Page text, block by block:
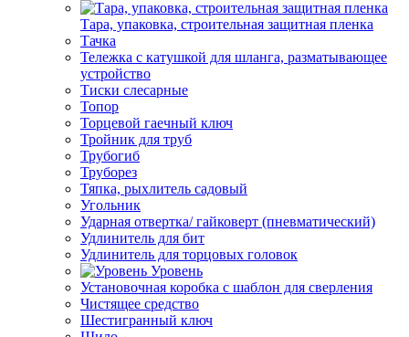
Тара, упаковка, строительная защитная пленка
Тачка
Тележка с катушкой для шланга, разматывающее
устройство
Тиски слесарные
Топор
Торцевой гаечный ключ
Тройник для труб
Трубогиб
Труборез
Тяпка, рыхлитель садовый
Угольник
Ударная отвертка/ гайковерт (пневматический)
Удлинитель для бит
Удлинитель для торцовых головок
Уровень
Установочная коробка с шаблон для сверления
Чистящее средство
Шестигранный ключ